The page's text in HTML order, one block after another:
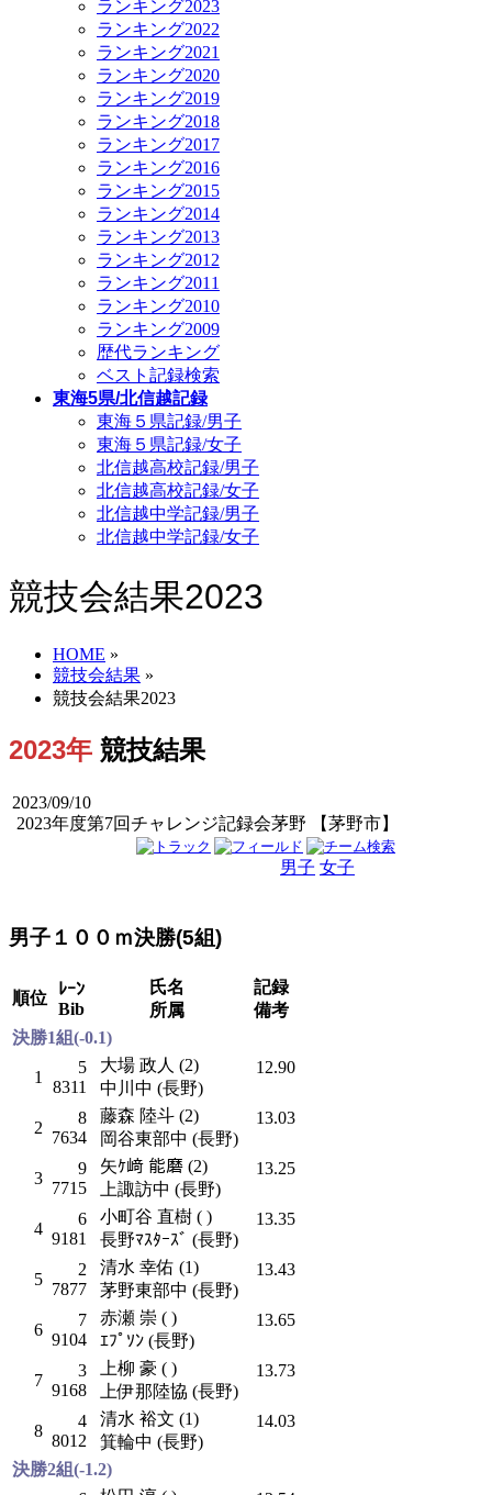
ランキング2023
ランキング2022
ランキング2021
ランキング2020
ランキング2019
ランキング2018
ランキング2017
ランキング2016
ランキング2015
ランキング2014
ランキング2013
ランキング2012
ランキング2011
ランキング2010
ランキング2009
歴代ランキング
ベスト記録検索
東海5県/北信越記録
東海５県記録/男子
東海５県記録/女子
北信越高校記録/男子
北信越高校記録/女子
北信越中学記録/男子
北信越中学記録/女子
競技会結果2023
HOME »
競技会結果 »
競技会結果2023
2023年 競技結果
2023/09/10
2023年度第7回チャレンジ記録会茅野 【茅野市】
男子 女子
男子１００ｍ決勝(5組)
順位
ﾚｰﾝ
Bib
氏名
所属
記録
備考
決勝1組(-0.1)
1
5
8311
大場 政人 (2)
中川中 (長野)
12.90
2
8
7634
藤森 陸斗 (2)
岡谷東部中 (長野)
13.03
3
9
7715
矢ｹ﨑 能磨 (2)
上諏訪中 (長野)
13.25
4
6
9181
小町谷 直樹 ( )
長野ﾏｽﾀｰｽﾞ (長野)
13.35
5
2
7877
清水 幸佑 (1)
茅野東部中 (長野)
13.43
6
7
9104
赤瀬 崇 ( )
ｴﾌﾟｿﾝ (長野)
13.65
7
3
9168
上柳 豪 ( )
上伊那陸協 (長野)
13.73
8
4
8012
清水 裕文 (1)
箕輪中 (長野)
14.03
決勝2組(-1.2)